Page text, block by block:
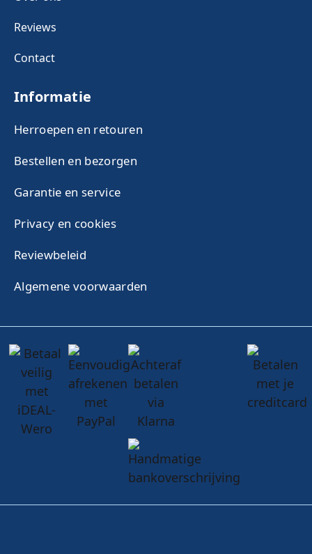
Reviews
Contact
Informatie
Herroepen en retouren
Bestellen en bezorgen
Garantie en service
Privacy en cookies
Reviewbeleid
Algemene voorwaarden